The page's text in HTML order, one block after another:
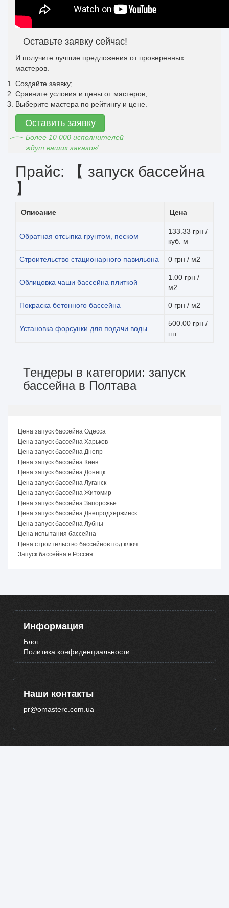
Оставьте заявку сейчас!
И получите лучшие предложения от проверенных
мастеров.
Создайте заявку;
Сравните условия и цены от мастеров;
Выберите мастера по рейтингу и цене.
Оставить заявку
Более 10 000 исполнителей
ждут ваших заказов!
Прайс: 【 запуск бассейна
】
Описание Цена
Обратная отсыпка грунтом, песком
133.33 грн /
куб. м
Строительство стационарного павильона 0 грн / м2
Облицовка чаши бассейна плиткой
1.00 грн /
м2
Покраска бетонного бассейна 0 грн / м2
Установка форсунки для подачи воды
500.00 грн /
шт.
Тендеры в категории: запуск
бассейна в Полтава
Цена запуск бассейна Одесса
Цена запуск бассейна Харьков
Цена запуск бассейна Днепр
Цена запуск бассейна Киев
Цена запуск бассейна Донецк
Цена запуск бассейна Луганск
Цена запуск бассейна Житомир
Цена запуск бассейна Запорожье
Цена запуск бассейна Днепродзержинск
Цена запуск бассейна Лубны
Цена испытания бассейна
Цена строительство бассейнов под ключ
Запуск бассейна в Россия
Информация
Блог
Политика конфиденциальности
Наши контакты
pr@omastere.com.ua